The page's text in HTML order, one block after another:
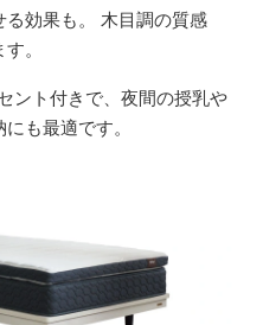
効果も。 木目調の質感
。
ント付きで、夜間の授乳や
も最適です。